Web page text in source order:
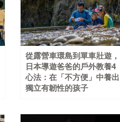
從露營車環島到單車壯遊，
日本導遊爸爸的戶外教養4
心法：在「不方便」中養出
獨立有韌性的孩子